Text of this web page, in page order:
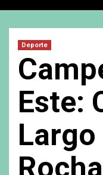
Deporte
Este: